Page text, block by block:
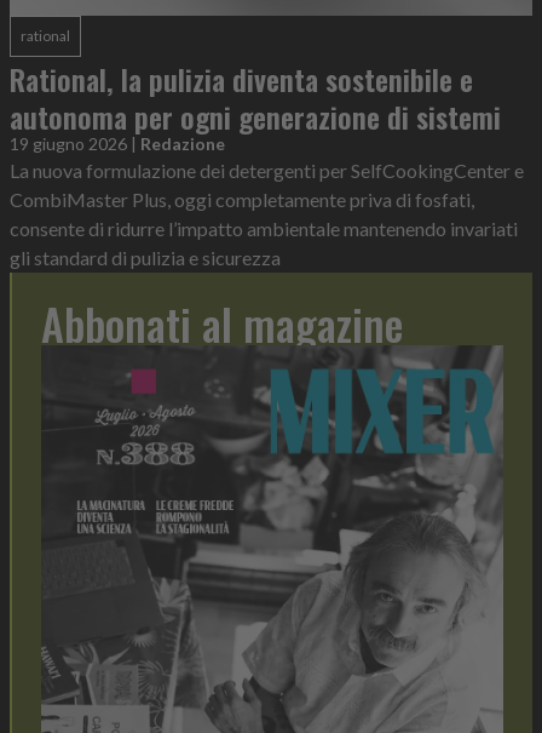
rational
Rational, la pulizia diventa sostenibile e
autonoma per ogni generazione di sistemi
19 giugno 2026 | Redazione
La nuova formulazione dei detergenti per SelfCookingCenter e
CombiMaster Plus, oggi completamente priva di fosfati,
consente di ridurre l’impatto ambientale mantenendo invariati
gli standard di pulizia e sicurezza
Abbonati al magazine